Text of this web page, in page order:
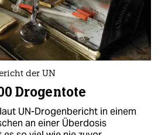
der UN
Drogentote
UN-Drogenbericht in einem
an einer Überdosis